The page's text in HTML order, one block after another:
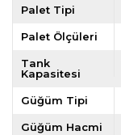
Palet Tipi
Palet Ölçüleri
Tank
Kapasitesi
Güğüm Tipi
Güğüm Hacmi